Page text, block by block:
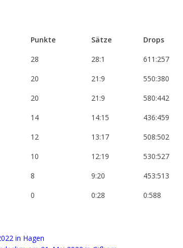
Punkte Sätze
Drops
28 28:1
611:257
20 21:9
550:380
20 21:9
580:442
14 14:15
436:459
12 13:17
508:502
10 12:19
530:527
8 9:20
453:513
0 0:28 0:588
in Hagen